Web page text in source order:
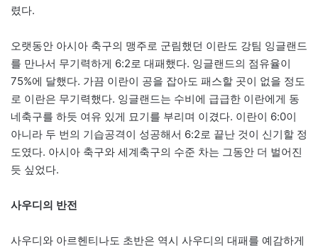
렸다.
오랫동안 아시아 축구의 맹주로 군림했던 이란도 강팀 잉글랜드
를 만나서 무기력하게 6:2로 대패했다. 잉글랜드의 점유율이
75%에 달했다. 가끔 이란이 공을 잡아도 패스할 곳이 없을 정도
로 이란은 무기력했다. 잉글랜드는 수비에 급급한 이란에게 동
네축구를 하듯 여유 있게 묘기를 부리며 이겼다. 이란이 6:0이
아니라 두 번의 기습공격이 성공해서 6:2로 끝난 것이 신기할 정
도였다. 아시아 축구와 세계축구의 수준 차는 그동안 더 벌어진
듯 싶었다.
사우디의 반전
사우디와 아르헨티나도 초반은 역시 사우디의 대패를 예감하게